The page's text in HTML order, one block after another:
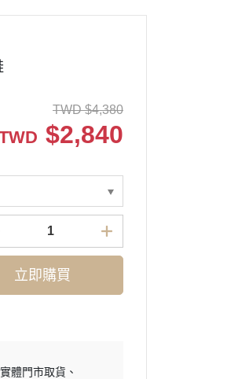
TWD $4,380
$2,840
立即購買
實體門市取貨